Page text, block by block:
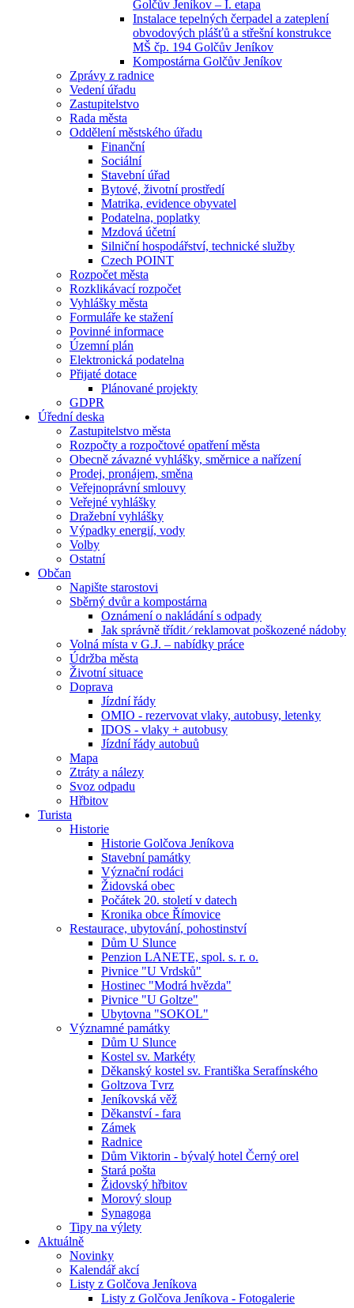
Golčův Jeníkov – I. etapa
Instalace tepelných čerpadel a zateplení
obvodových plášťů a střešní konstrukce
MŠ čp. 194 Golčův Jeníkov
Kompostárna Golčův Jeníkov
Zprávy z radnice
Vedení úřadu
Zastupitelstvo
Rada města
Oddělení městského úřadu
Finanční
Sociální
Stavební úřad
Bytové, životní prostředí
Matrika, evidence obyvatel
Podatelna, poplatky
Mzdová účetní
Silniční hospodářství, technické služby
Czech POINT
Rozpočet města
Rozklikávací rozpočet
Vyhlášky města
Formuláře ke stažení
Povinné informace
Územní plán
Elektronická podatelna
Přijaté dotace
Plánované projekty
GDPR
Úřední deska
Zastupitelstvo města
Rozpočty a rozpočtové opatření města
Obecně závazné vyhlášky, směrnice a nařízení
Prodej, pronájem, směna
Veřejnoprávní smlouvy
Veřejné vyhlášky
Dražební vyhlášky
Výpadky energií, vody
Volby
Ostatní
Občan
Napište starostovi
Sběrný dvůr a kompostárna
Oznámení o nakládání s odpady
Jak správně třídit ⁄ reklamovat poškozené nádoby
Volná místa v G.J. – nabídky práce
Údržba města
Životní situace
Doprava
Jízdní řády
OMIO - rezervovat vlaky, autobusy, letenky
IDOS - vlaky + autobusy
Jízdní řády autobuů
Mapa
Ztráty a nálezy
Svoz odpadu
Hřbitov
Turista
Historie
Historie Golčova Jeníkova
Stavební památky
Význační rodáci
Židovská obec
Počátek 20. století v datech
Kronika obce Římovice
Restaurace, ubytování, pohostinství
Dům U Slunce
Penzion LANETE, spol. s. r. o.
Pivnice "U Vrdsků"
Hostinec "Modrá hvězda"
Pivnice "U Goltze"
Ubytovna "SOKOL"
Významné památky
Dům U Slunce
Kostel sv. Markéty
Děkanský kostel sv. Františka Serafínského
Goltzova Tvrz
Jeníkovská věž
Děkanství - fara
Zámek
Radnice
Dům Viktorin - bývalý hotel Černý orel
Stará pošta
Židovský hřbitov
Morový sloup
Synagoga
Tipy na výlety
Aktuálně
Novinky
Kalendář akcí
Listy z Golčova Jeníkova
Listy z Golčova Jeníkova - Fotogalerie